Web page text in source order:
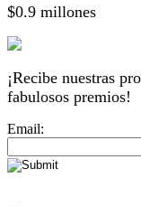
$0.9 millones
¡Recibe nuestras
fabulosos premios!
Email: